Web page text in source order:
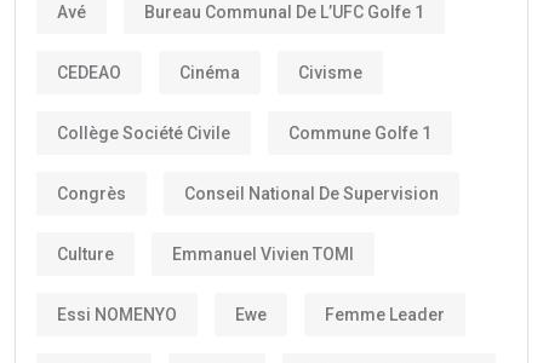
Avé Bureau Communal De L’UFC Golfe 1
CEDEAO Cinéma Civisme
Collège Société Civile Commune Golfe 1
Congrès Conseil National De Supervision
Culture Emmanuel Vivien TOMI
Essi NOMENYO Ewe Femme Leader